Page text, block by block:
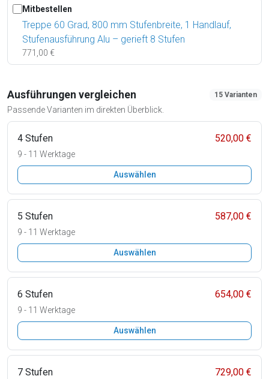
Mitbestellen
Treppe 60 Grad, 800 mm Stufenbreite, 1 Handlauf,
Stufenausführung Alu – gerieft 8 Stufen
771,00 €
Ausführungen vergleichen
Passende Varianten im direkten Überblick.
15 Varianten
4 Stufen 520,00 €
9 - 11 Werktage
Auswählen
5 Stufen 587,00 €
9 - 11 Werktage
Auswählen
6 Stufen 654,00 €
9 - 11 Werktage
Auswählen
7 Stufen 729,00 €